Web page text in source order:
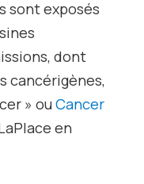
sont exposés
dont
cancérigènes,
» ouCancer
en